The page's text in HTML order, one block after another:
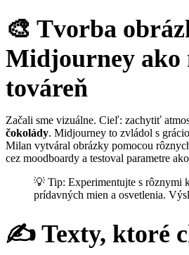
🎨 Tvorba
Midjourney ako
továreň
Začali sme vizuálne. Cieľ: zachytiť
čokolády. Midjourney to zvládol s
Milan vytváral obrázky pomocou
cez moodboardy a testoval parametre
💡 Tip: Experimentujte s rôznymi
prídavných mien a osvetlenia.
✍️ Texty, ktoré